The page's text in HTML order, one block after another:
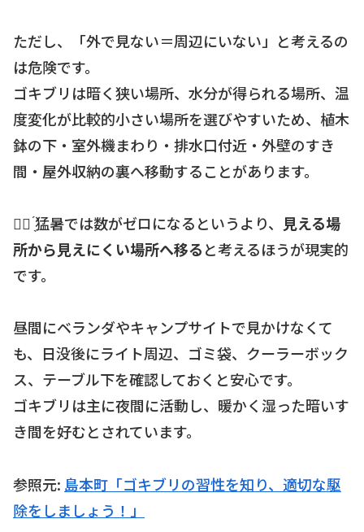
ただし、「外で見ない＝周辺にいない」と考えるの
は危険です。
ゴキブリは暗く狭い場所、水分が得られる場所、温
度変化が比較的小さい場所を選びやすいため、植木
鉢の下・室外機まわり・排水口付近・外壁のすき
間・屋外収納の裏へ移動することがあります。
☝🏻 ̖́猛暑では数がゼロになるというより、 見える場
所から見えにくい場所へ移ると考えるほうが現実的
です。
昼間にベランダやキャンプサイトで見かけなくて
も、日没後にライト周辺、ゴミ袋、クーラーボック
ス、テーブル下を確認しておくと安心です。
ゴキブリは主に夜間に活動し、暖かく湿った暗いす
き間を好むとされています。
参照元: 島本町「ゴキブリの習性を知り、適切な駆
除をしましょう！」